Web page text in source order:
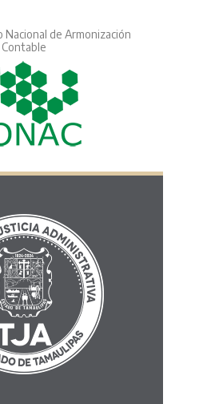
Nacional de Armonización
Contable